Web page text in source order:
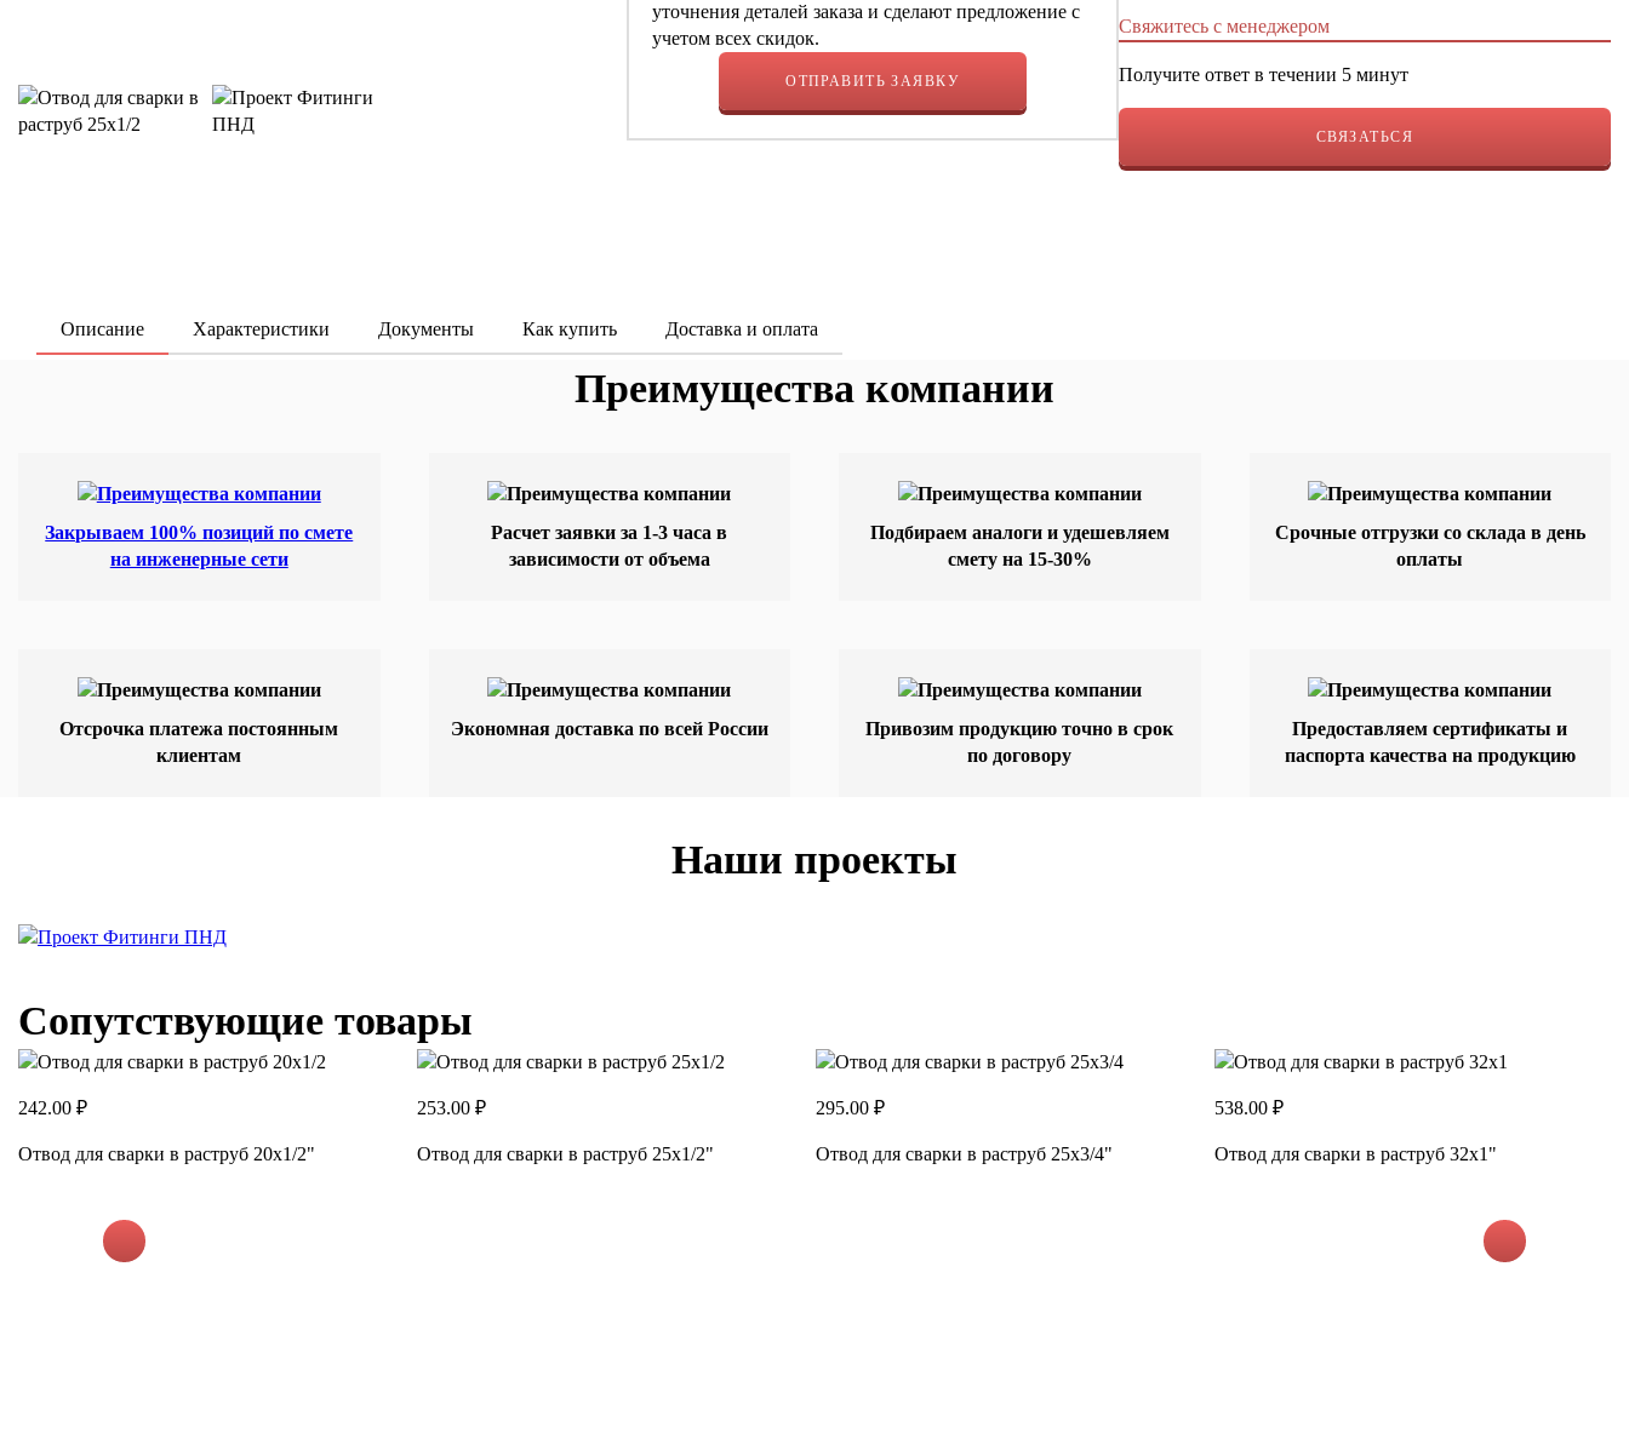
уточнения деталей заказа и сделают предложение с
учетом всех скидок.
ОТПРАВИТЬ ЗАЯВКУ
Свяжитесь с менеджером
Получите ответ в течении 5 минут
СВЯЗАТЬСЯ
Описание Характеристики Документы Как купить Доставка и оплата
Преимущества компании
Закрываем 100% позиций по смете
на инженерные сети
Расчет заявки за 1-3 часа в
зависимости от объема
Подбираем аналоги и удешевляем
смету на 15-30%
Срочные отгрузки со склада в день
оплаты
Отсрочка платежа постоянным
клиентам
Экономная доставка по всей России
Привозим продукцию точно в срок
по договору
Предоставляем сертификаты и
паспорта качества на продукцию
Наши проекты
Сопутствующие товары
242.00 ₽
Отвод для сварки в раструб 20х1/2"
253.00 ₽
Отвод для сварки в раструб 25х1/2"
295.00 ₽
Отвод для сварки в раструб 25х3/4"
538.00 ₽
Отвод для сварки в раструб 32х1"